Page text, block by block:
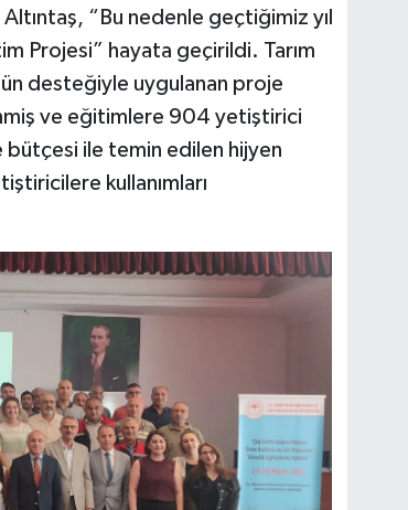
“Bu nedenle geçtiğimiz yıl
Projesi” hayata geçirildi. Tarım
desteğiyle uygulanan proje
ve eğitimlere 904 yetiştirici
bütçesi ile temin edilen hijyen
kullanımları